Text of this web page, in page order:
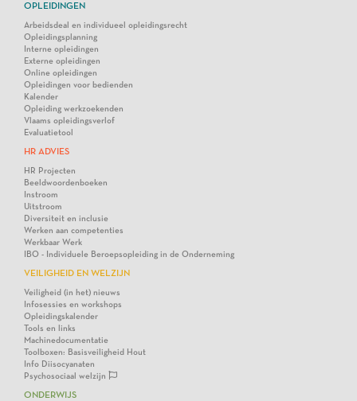
OPLEIDINGEN
Arbeidsdeal en individueel opleidingsrecht
Opleidingsplanning
Interne opleidingen
Externe opleidingen
Online opleidingen
Opleidingen voor bedienden
Kalender
Opleiding werkzoekenden
Vlaams opleidingsverlof
Evaluatietool
HR ADVIES
HR Projecten
Beeldwoordenboeken
Instroom
Uitstroom
Diversiteit en inclusie
Werken aan competenties
Werkbaar Werk
IBO - Individuele Beroepsopleiding in de Onderneming
VEILIGHEID EN WELZIJN
Veiligheid (in het) nieuws
Infosessies en workshops
Opleidingskalender
Tools en links
Machinedocumentatie
Toolboxen: Basisveiligheid Hout
Info Diisocyanaten
Psychosociaal welzijn
ONDERWIJS